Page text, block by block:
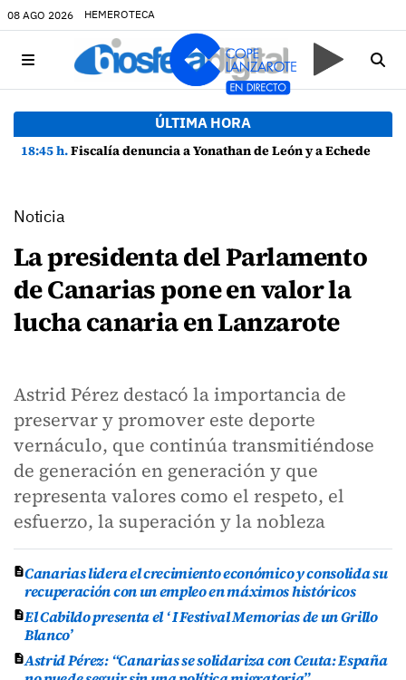
08 AGO 2026 HEMEROTECA
ÚLTIMA HORA
18:45 h.Fiscalía denuncia a Yonathan de León y a Echedey Eugenio por presuntas anomalías en contratos festivos
Noticia
La presidenta del Parlamento
de Canarias pone en valor la
lucha canaria en Lanzarote
Astrid Pérez destacó la importancia de
preservar y promover este deporte
vernáculo, que continúa transmitiéndose
de generación en generación y que
representa valores como el respeto, el
esfuerzo, la superación y la nobleza
Canarias lidera el crecimiento económico y consolida su
recuperación con un empleo en máximos históricos
El Cabildo presenta el ‘ I Festival Memorias de un Grillo
Blanco’
Astrid Pérez: “Canarias se solidariza con Ceuta: España